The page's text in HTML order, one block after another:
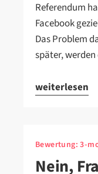
Referendum
Facebook
Das Problem
später,
weiterlesen
Bewertung:3-
Nein,